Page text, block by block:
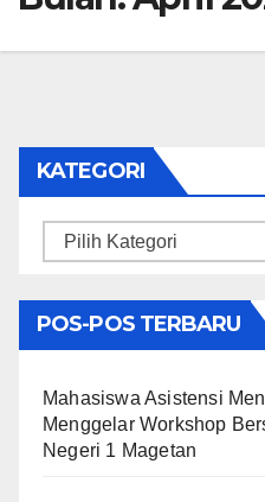
KATEGORI
Kategori
POS-POS TERBARU
Mahasiswa Asistensi
Menggelar Workshop
Negeri 1 Magetan